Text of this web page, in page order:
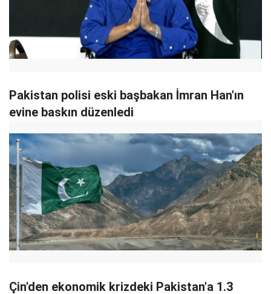
Pakistan polisi eski başbakan İmran Han'ın
evine baskın düzenledi
Çin'den ekonomik krizdeki Pakistan'a 1.3